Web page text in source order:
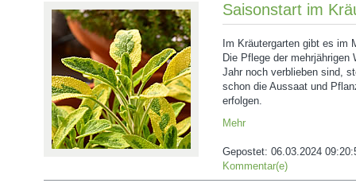
Saisonstart im
Im Kräutergarten gibt es im
Die Pflege der
Jahr noch verblieben sind,
schon die Aussaat und
erfolgen.
Mehr
Gepostet: 06.03.2024
Kommentar(e)